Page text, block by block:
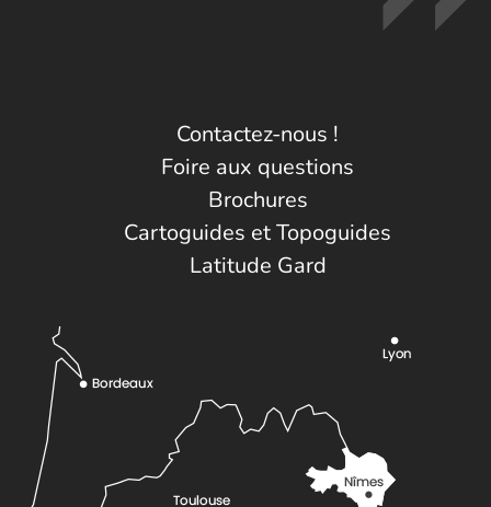
Contactez-nous !
Foire aux questions
Brochures
Cartoguides et Topoguides
Latitude Gard